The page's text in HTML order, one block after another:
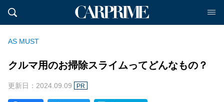
AS MUST
クルマ用のお掃除スライムってどんなもの？
更新日：2024.09.09 PR